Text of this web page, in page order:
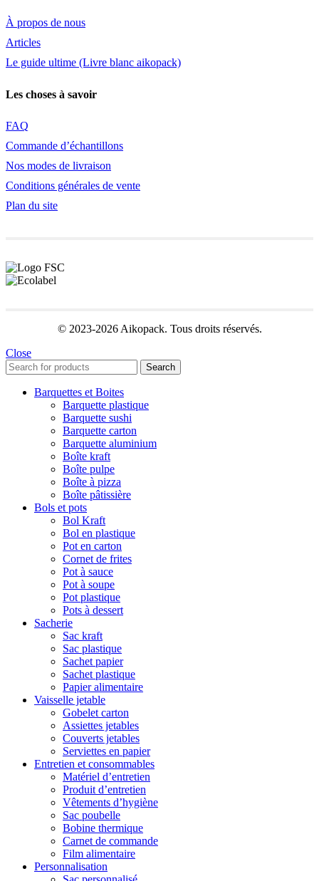
À propos de nous
Articles
Le guide ultime (Livre blanc aikopack)
Les choses à savoir
FAQ
Commande d’échantillons
Nos modes de livraison
Conditions générales de vente
Plan du site
© 2023-2026 Aikopack. Tous droits réservés.
Close
Search
Barquettes et Boites
Barquette plastique
Barquette sushi
Barquette carton
Barquette aluminium
Boîte kraft
Boîte pulpe
Boîte à pizza
Boîte pâtissière
Bols et pots
Bol Kraft
Bol en plastique
Pot en carton
Cornet de frites
Pot à sauce
Pot à soupe
Pot plastique
Pots à dessert
Sacherie
Sac kraft
Sac plastique
Sachet papier
Sachet plastique
Papier alimentaire
Vaisselle jetable
Gobelet carton
Assiettes jetables
Couverts jetables
Serviettes en papier
Entretien et consommables
Matériel d’entretien
Produit d’entretien
Vêtements d’hygiène
Sac poubelle
Bobine thermique
Carnet de commande
Film alimentaire
Personnalisation